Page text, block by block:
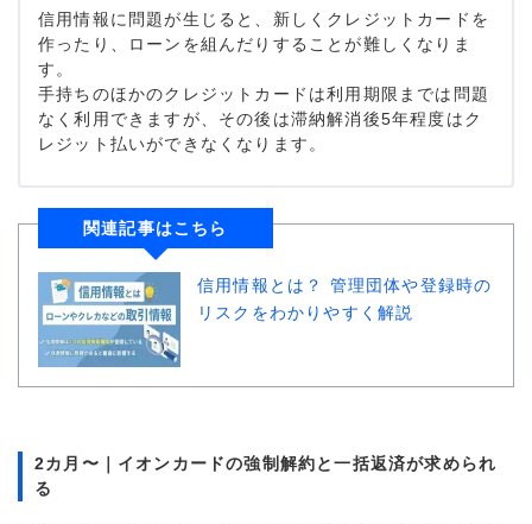
信用情報に問題が生じると、新しくクレジットカードを
作ったり、ローンを組んだりすることが難しくなりま
す。
手持ちのほかのクレジットカードは利用期限までは問題
なく利用できますが、その後は滞納解消後5年程度はク
レジット払いができなくなります。
関連記事はこちら
信用情報とは？ 管理団体や登録時の
リスクをわかりやすく解説
2カ月〜｜イオンカードの強制解約と一括返済が求められ
る